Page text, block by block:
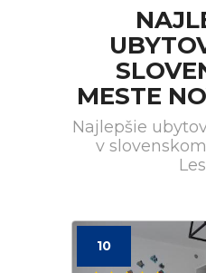
MESTE
Najlepšie
v
10